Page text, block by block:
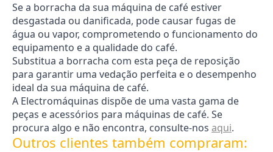
Se a borracha da sua máquina de café estiver
desgastada ou danificada, pode causar fugas de
água ou vapor, comprometendo o funcionamento do
equipamento e a qualidade do café.
Substitua a borracha com esta peça de reposição
para garantir uma vedação perfeita e o desempenho
ideal da sua máquina de café.
A Electromáquinas dispõe de uma vasta gama de
peças e acessórios para máquinas de café. Se
procura algo e não encontra, consulte-nos aqui.
Outros clientes também compraram: